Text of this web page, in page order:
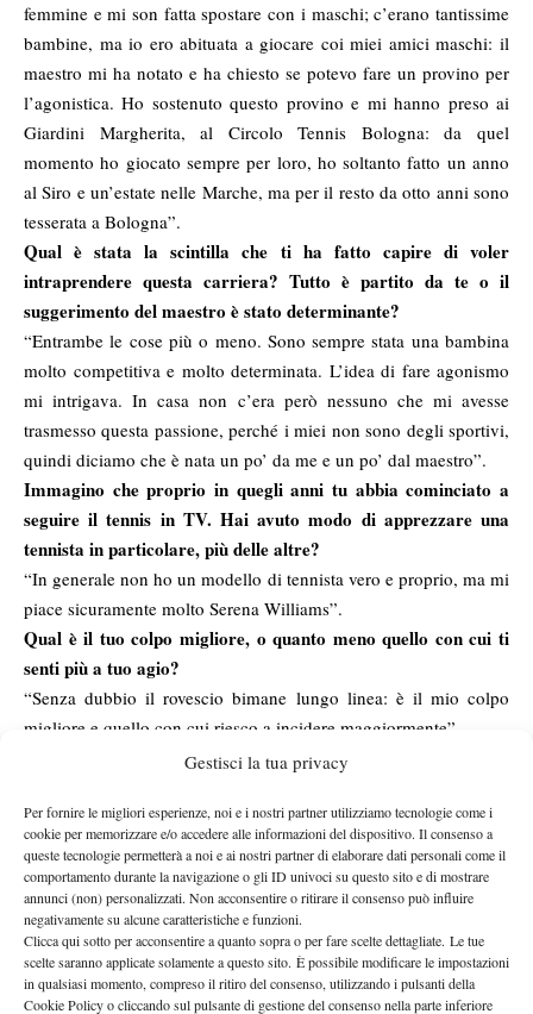
Gestisci la tua privacy
Per fornire le migliori esperienze, noi e i nostri partner utilizziamo tecnologie come i
cookie per memorizzare e/o accedere alle informazioni del dispositivo. Il consenso a
queste tecnologie permetterà a noi e ai nostri partner di elaborare dati personali come il
comportamento durante la navigazione o gli ID univoci su questo sito e di mostrare
annunci (non) personalizzati. Non acconsentire o ritirare il consenso può influire
negativamente su alcune caratteristiche e funzioni.
Clicca qui sotto per acconsentire a quanto sopra o per fare scelte dettagliate. Le tue
scelte saranno applicate solamente a questo sito. È possibile modificare le impostazioni
in qualsiasi momento, compreso il ritiro del consenso, utilizzando i pulsanti della
Cookie Policy o cliccando sul pulsante di gestione del consenso nella parte inferiore
femmine e mi son fatta spostare con i maschi; c’erano tantissime
bambine, ma io ero abituata a giocare coi miei amici maschi: il
maestro mi ha notato e ha chiesto se potevo fare un provino per
l’agonistica. Ho sostenuto questo provino e mi hanno preso ai
Giardini Margherita, al Circolo Tennis Bologna: da quel
momento ho giocato sempre per loro, ho soltanto fatto un anno
al Siro e un’estate nelle Marche, ma per il resto da otto anni sono
tesserata a Bologna”.
Qual è stata la scintilla che ti ha fatto capire di voler
intraprendere questa carriera? Tutto è partito da te o il
suggerimento del maestro è stato determinante?
“Entrambe le cose più o meno. Sono sempre stata una bambina
molto competitiva e molto determinata. L’idea di fare agonismo
mi intrigava. In casa non c’era però nessuno che mi avesse
trasmesso questa passione, perché i miei non sono degli sportivi,
quindi diciamo che è nata un po’ da me e un po’ dal maestro”.
Immagino che proprio in quegli anni tu abbia cominciato a
seguire il tennis in TV. Hai avuto modo di apprezzare una
tennista in particolare, più delle altre?
“In generale non ho un modello di tennista vero e proprio, ma mi
piace sicuramente molto Serena Williams”.
Qual è il tuo colpo migliore, o quanto meno quello con cui ti
senti più a tuo agio?
“Senza dubbio il rovescio bimane lungo linea: è il mio colpo
migliore e quello con cui riesco a incidere maggiormente”.
Com’è stato il tuo cammino negli ultimi mesi e nelle ultime
traguardo?
“Quest’anno sono contenta per il livello di gioco espresso, ho
ottenuto dei buoni risultati, ho vinto delle belle partite; me la son
giocata anche con delle ragazze di buon livello, delle 2.1 con cui
ad esempio l’anno scorso perdevo facilmente: mi reputo
abbastanza soddisfatta, me la sono guadagnata perché sapevo
che l’ultimo match che ho vinto per arrivare alle prequali era